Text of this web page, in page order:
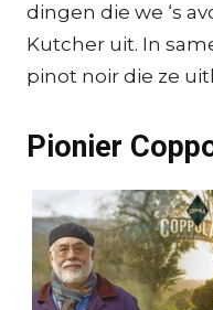
dingen die we ‘s
Kutcher uit. In
pinot noir die ze
Pionier